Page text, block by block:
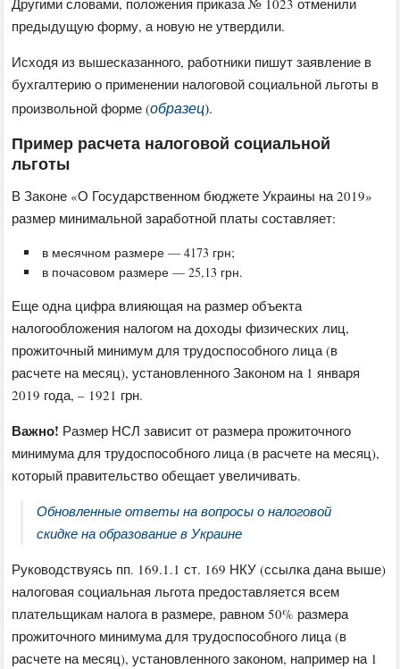
Другими словами, положения приказа № 1023 отменили
предыдущую форму, а новую не утвердили.
Исходя из вышесказанного, работники пишут заявление в
бухгалтерию о применении налоговой социальной льготы в
произвольной форме (образец).
Пример расчета налоговой социальной
льготы
В Законе «О Государственном бюджете Украины на 2019»
размер минимальной заработной платы составляет:
в месячном размере — 4173 грн;
в почасовом размере — 25,13 грн.
Еще одна цифра влияющая на размер объекта
налогообложения налогом на доходы физических лиц,
прожиточный минимум для трудоспособного лица (в
расчете на месяц), установленного Законом на 1 января
2019 года, – 1921 грн.
Важно! Размер НСЛ зависит от размера прожиточного
минимума для трудоспособного лица (в расчете на месяц),
который правительство обещает увеличивать.
Обновленные ответы на вопросы о налоговой
скидке на образование в Украине
Руководствуясь пп. 169.1.1 ст. 169 НКУ (ссылка дана выше)
налоговая социальная льгота предоставляется всем
плательщикам налога в размере, равном 50% размера
прожиточного минимума для трудоспособного лица (в
расчете на месяц), установленного законом, например на 1